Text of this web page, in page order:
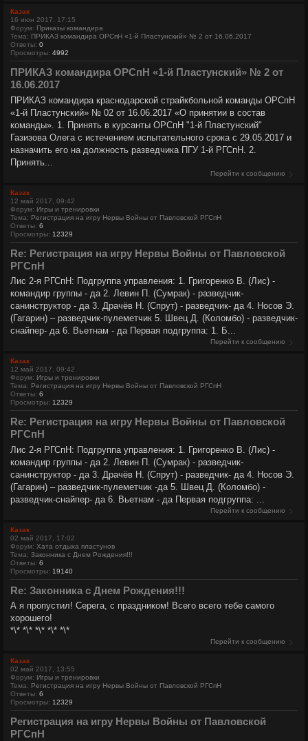
Казак
16 июн 2017, 17:15
Форум: Приказы командира
Тема: ПРИКАЗ командира ОРСпН «1-й Пластунский» № 2 от 16.06.2017
Ответы: 0
Просмотры: 4992
ПРИКАЗ командира ОРСпН «1-й Пластунский» № 2 от
16.06.2017
ПРИКАЗ командира краснодарской страйкбольной команды ОРСпН
«1-й Пластунский» № 02 от 16.06.2017 «О принятии в состав
команды». 1. Принять в курсанты ОРСпН "1-й Пластунский"
Газизова Олега с истечением испытательного срока с 29.05.2017 и
назначить его на должность разведчика ПГУ 1-й РГСпН. 2.
Принять...
Перейти к сообщению
Казак
12 май 2017, 09:42
Форум: Игры и тренировки
Тема: Регистрация на игру Нервы Войны от Павловской РГСпН
Ответы: 6
Просмотры: 12329
Re: Регистрация на игру Нервы Войны от Павловской
РГСпН
Лис 2-я РГСпН: Подгруппа управления: 1. Григоренко В. (Лис) -
командир группы - да 2. Левин П. (Сумрак) - разведчик-
санинструктор - да 3. Драчёв Н. (Спрут) - разведчик- да 4. Носов Э.
(Гагарин) – разведчик-пулеметчик 5. Швец Д. (Коломбо) - разведчик-
снайпер- да 6. Вьетнам - да Первая подгруппа: 1. Б...
Перейти к сообщению
Казак
12 май 2017, 09:42
Форум: Игры и тренировки
Тема: Регистрация на игру Нервы Войны от Павловской РГСпН
Ответы: 6
Просмотры: 12329
Re: Регистрация на игру Нервы Войны от Павловской
РГСпН
Лис 2-я РГСпН: Подгруппа управления: 1. Григоренко В. (Лис) -
командир группы - да 2. Левин П. (Сумрак) - разведчик-
санинструктор - да 3. Драчёв Н. (Спрут) - разведчик- да 4. Носов Э.
(Гагарин) – разведчик-пулеметчик -да 5. Швец Д. (Коломбо) -
разведчик-снайпер- да 6. Вьетнам - да Первая подгруппа: ...
Перейти к сообщению
Казак
02 май 2017, 17:02
Форум: Хата отдыха пластунов
Тема: Законника с Днем Рождения!!!
Ответы: 6
Просмотры: 19140
Re: Законника с Днем Рождения!!!
А я пропустил! Серега, с праздником! Всего всего тебе самого
хорошего!
*\* *\* *\* *\* *\*
Перейти к сообщению
Казак
02 май 2017, 13:55
Форум: Игры и тренировки
Тема: Регистрация на игру Нервы Войны от Павловской РГСпН
Ответы: 6
Просмотры: 12329
Регистрация на игру Нервы Войны от Павловской
РГСпН